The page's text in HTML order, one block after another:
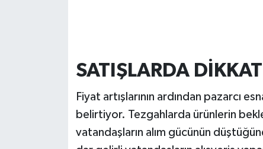
SATIŞLARDA
Fiyat artışlarının ardından pazarcı
belirtiyor. Tezgahlarda ürünlerin
vatandaşların alım gücünün